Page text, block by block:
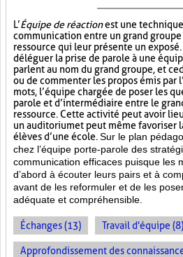
L’Équipe de réactionest une
communication entre un grand
ressource qui leur présente un
déléguer la prise de parole à une
parlent au nom du grand groupe, et ce
ou de commenter les propos émis par
mots, l’équipe chargée de poser les
parole et d’intermédiaire entre le
ressource. Cette activité peut avoir
un auditorium et peut même favoriser
élèves d’une école. Sur le plan
chez l’équipe porte-parole des
communication efficaces puisque les
d’abord à écouter leurs pairs et à
avant de les reformuler et de les
adéquate et compréhensible.
Échanges (13) Travail d'équipe (8)
Approfondissement des